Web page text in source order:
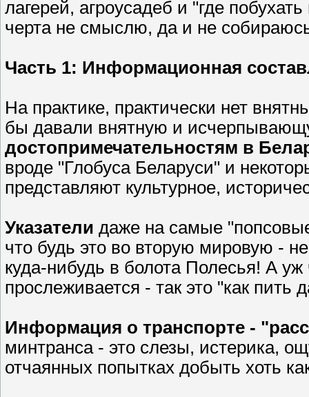
лагерей, агроусадеб и "где
черта не смыслю, да и не
Часть 1: Информационная
На практике, практически нет
бы давали внятную и
достопримечательностям в
вроде "Глобуса Беларуси" и
представляют культурное,
Указатели даже на самые
что будь это во вторую мировую -
куда-нибудь в болота Полесья! А
прослеживается - так это "как пить
Информация о транспорте -
минтранса - это слезы, истерика,
отчаянных попытках добыть хоть